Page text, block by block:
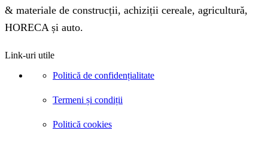
& materiale de construcții, achiziții cereale, agricultură,
HORECA și auto.
Link-uri utile
Politică de confidențialitate
Termeni și condiții
Politică cookies